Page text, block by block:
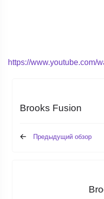
https://www.youtube.com/
Brooks Fusion
Предыдущий обзор